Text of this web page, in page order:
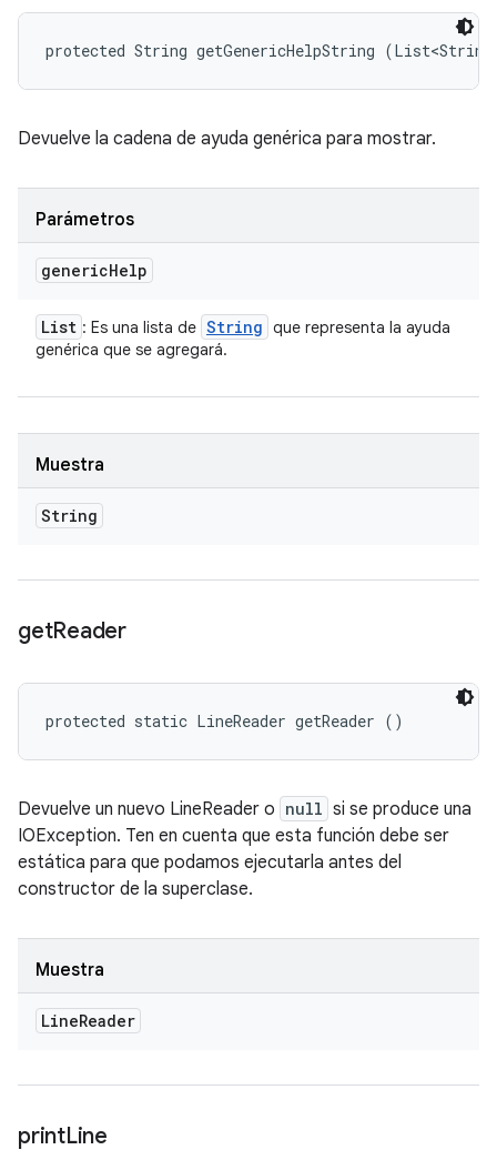
protected String getGenericHelpString
Devuelve la cadena de ayuda genérica para mostrar.
Parámetros
genericHelp
List : Es una lista de String que representa la ayuda
genérica que se agregará.
Muestra
String
getReader
protected static LineReader getReader ()
Devuelve un nuevo LineReader o null si se produce una
IOException. Ten en cuenta que esta función debe ser
estática para que podamos ejecutarla antes del
constructor de la superclase.
Muestra
LineReader
printLine